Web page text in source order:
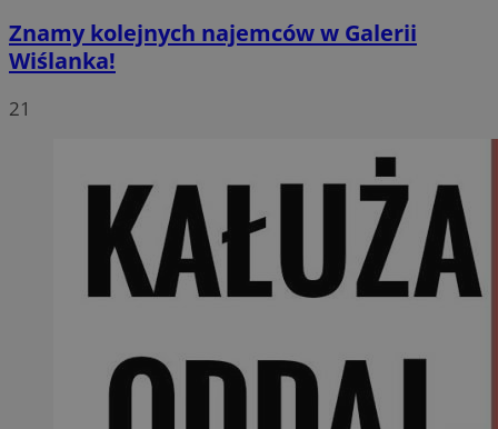
Znamy kolejnych najemców w Galerii
Wiślanka!
21